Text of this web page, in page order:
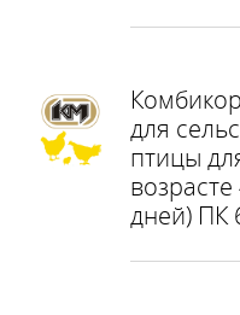
для
птицы
дней)